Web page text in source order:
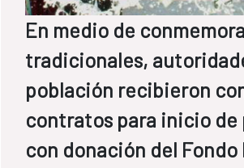
En medio de
tradicionales,
población recibieron
contratos para inicio de
con donación del Fondo